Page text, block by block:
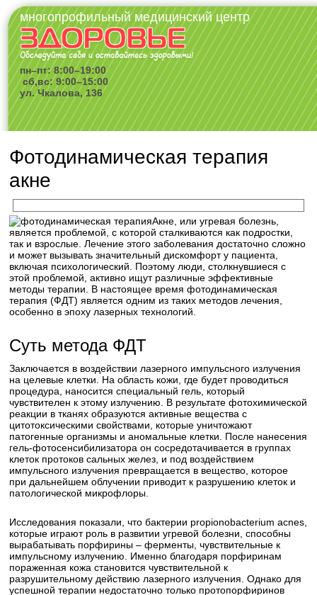
многопрофильный медицинский центр
пн–пт: 8:00–19:00
сб,вс: 9:00–15:00
ул. Чкалова, 136
Фотодинамическая терапия
акне
Акне, или угревая болезнь,
является проблемой, с которой сталкиваются как подростки,
так и взрослые. Лечение этого заболевания достаточно сложно
и может вызывать значительный дискомфорт у пациента,
включая психологический. Поэтому люди, столкнувшиеся с
этой проблемой, активно ищут различные эффективные
методы терапии. В настоящее время фотодинамическая
терапия (ФДТ) является одним из таких методов лечения,
особенно в эпоху лазерных технологий.
Суть метода ФДТ
Заключается в воздействии лазерного импульсного излучения
на целевые клетки. На область кожи, где будет проводиться
процедура, наносится специальный гель, который
чувствителен к этому излучению. В результате фотохимической
реакции в тканях образуются активные вещества с
цитотоксическими свойствами, которые уничтожают
патогенные организмы и аномальные клетки. После нанесения
гель-фотосенсибилизатора он сосредотачивается в группах
клеток протоков сальных желез, и под воздействием
импульсного излучения превращается в вещество, которое
при дальнейшем облучении приводит к разрушению клеток и
патологической микрофлоры.
Исследования показали, что бактерии propionobacterium acnes,
которые играют роль в развитии угревой болезни, способны
вырабатывать порфирины – ферменты, чувствительные к
импульсному излучению. Именно благодаря порфиринам
пораженная кожа становится чувствительной к
разрушительному действию лазерного излучения. Однако для
успешной терапии недостаточно только протопорфиринов